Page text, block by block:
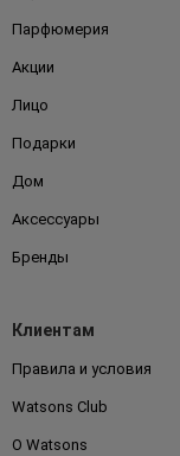
Парфюмерия
Акции
Лицо
Подарки
Дом
Аксессуары
Бренды
Клиентам
Правила и условия
Watsons Club
О Watsons